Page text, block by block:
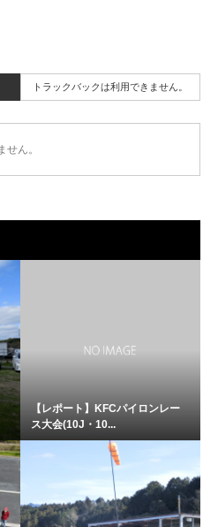
トラックバックは利用できません。
せん。
【レポート】KFCパイロンレー
ス大会(10J・10...